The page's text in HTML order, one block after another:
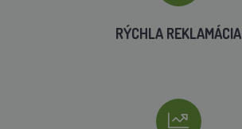
RÝCHLA REKLAMÁCIA